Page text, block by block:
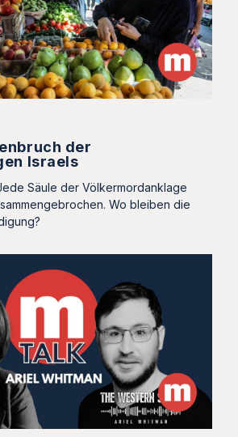
der
Israels
Säule der Völkermordanklage
Wo bleiben die